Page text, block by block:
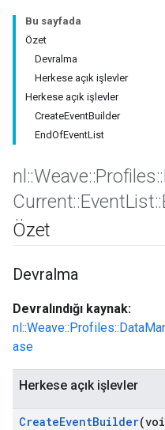
Bu sayfada
Özet
Devralma
Herkese açık işlevler
Herkese açık işlevler
CreateEventBuilder
EndOfEventList
nl ::Weave::Profiles::
Current::EventList::
Özet
Devralma
Devralındığı kaynak:
ase
Herkese açık işlevler
CreateEventBuilder